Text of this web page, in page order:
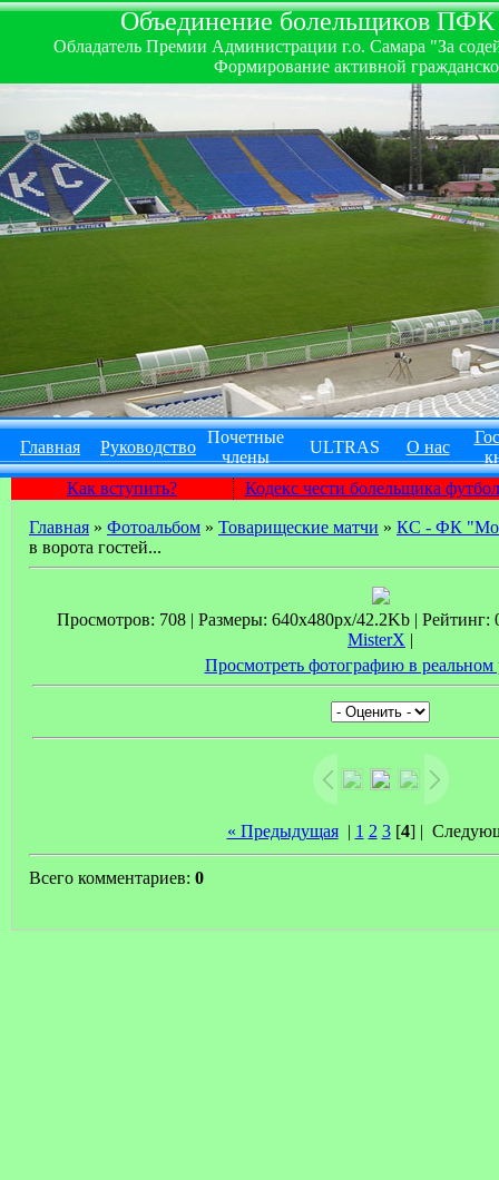
Объединение болельщиков
Обладатель Премии Администрации г.о. Самара "За
Формирование активной
Главная Руководство
Почетные
члены
ULTRAS О нас
Как вступить?
Кодекс чести болельщика
Главная » Фотоальбом » Товарищеские матчи » КС - ФК
в ворота гостей...
Просмотров: 708 | Размеры: 640x480px/42.2Kb | Рейтинг:
MisterX |
Просмотреть фотографию в реальном
« Предыдущая| 1 2 3[4] |
Всего комментариев: 0